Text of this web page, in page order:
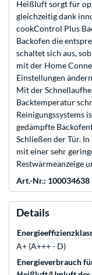
Heißluft sorgt für
gleichzeitig dank
cookControl Plus
Backofen die
schaltet sich aus,
mit der Home
Einstellungen
Mit der
Backtemperatur
Reinigungssystems
gedämpfte
Schließen der Tür.
mit einer sehr
Restwärmeanzeige
Art.-Nr.: 100034638
Details
A+ (A+++ - D)
Energieverbrauch